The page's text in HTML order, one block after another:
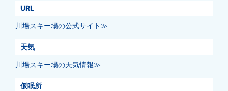
URL
川場スキー場の公式サイト≫
天気
川場スキー場の天気情報≫
仮眠所